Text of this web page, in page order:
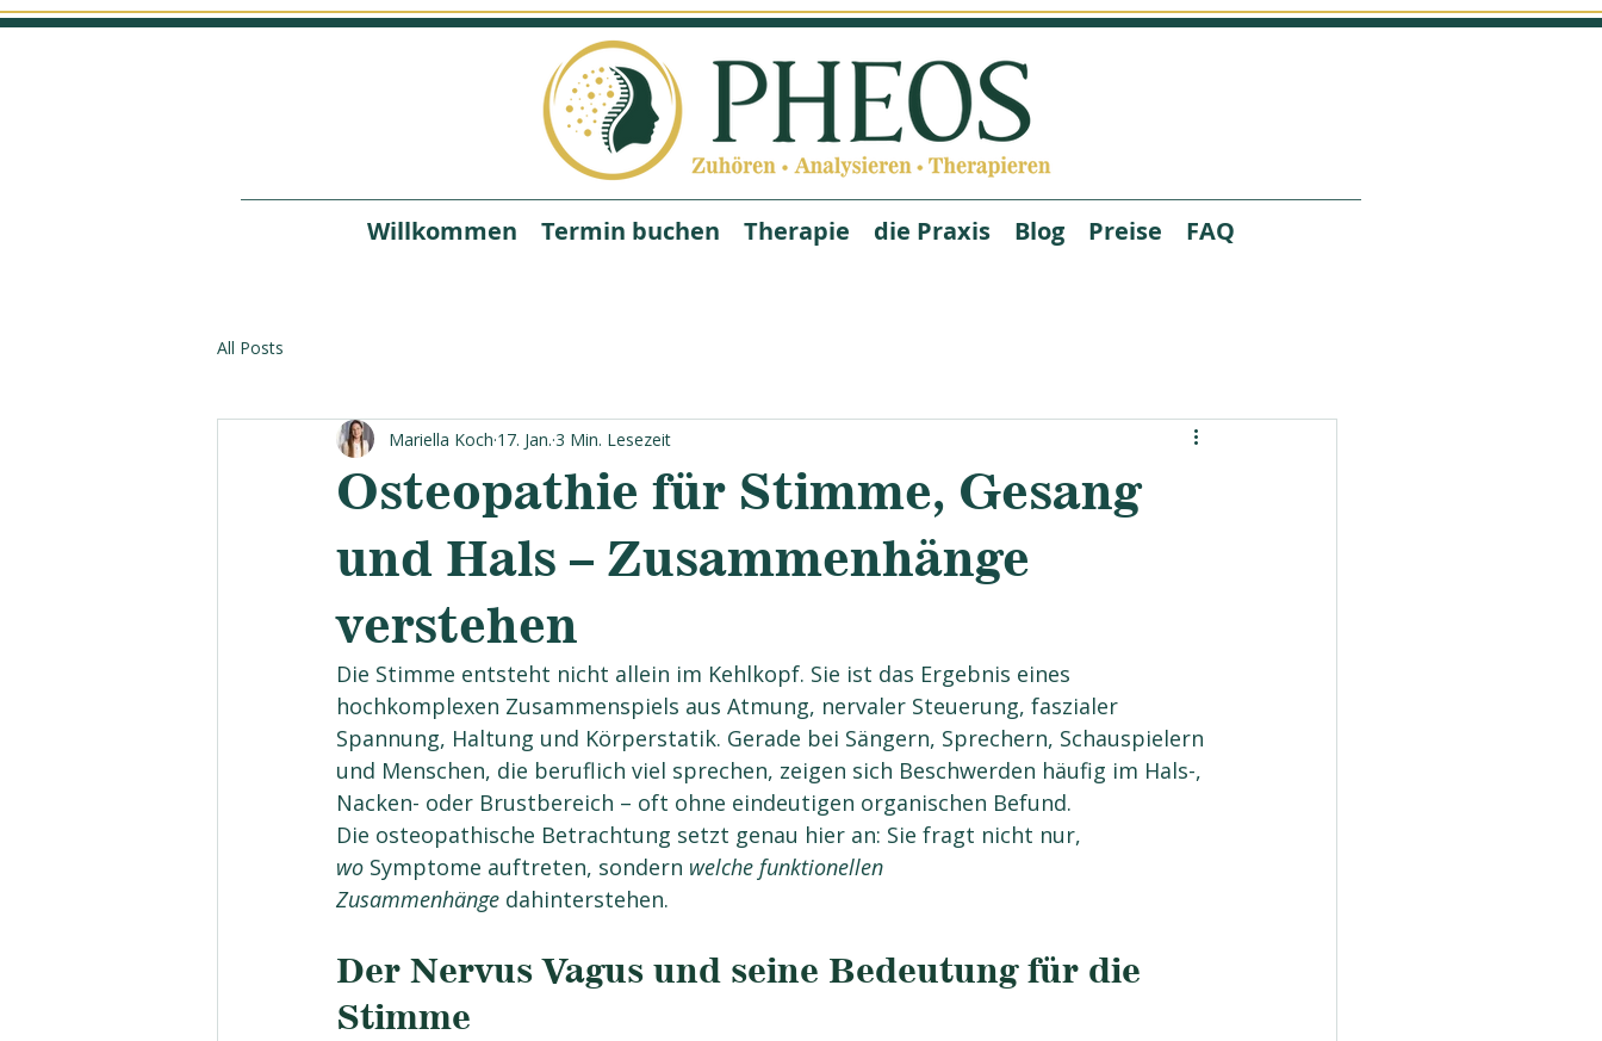
Willkommen Termin buchen Therapie die Praxis Blog Preise FAQ
All Posts
Osteopathie für Stimme, Gesang
und Hals – Zusammenhänge
verstehen
Mariella Koch 17. Jan. 3 Min. Lesezeit
Die Stimme entsteht nicht allein im Kehlkopf. Sie ist das Ergebnis eines
hochkomplexen Zusammenspiels aus Atmung, nervaler Steuerung, faszialer
Spannung, Haltung und Körperstatik. Gerade bei Sängern, Sprechern, Schauspielern
und Menschen, die beruflich viel sprechen, zeigen sich Beschwerden häufig im Hals-,
Nacken- oder Brustbereich – oft ohne eindeutigen organischen Befund.
Die osteopathische Betrachtung setzt genau hier an: Sie fragt nicht nur,
wo Symptome auftreten, sondern welche funktionellen
Zusammenhänge dahinterstehen.
Der Nervus Vagus und seine Bedeutung für die
Stimme